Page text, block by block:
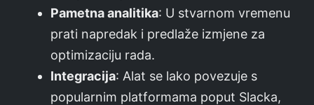
Pametna analitika: U stvarnom vremenu
prati napredak i predlaže izmjene za
optimizaciju rada.
Integracija: Alat se lako povezuje s
popularnim platformama poput Slacka,